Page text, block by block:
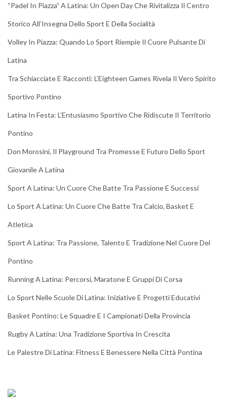
“Padel In Piazza” A Latina: Un Open Day Che Rivitalizza Il Centro
Storico All’Insegna Dello Sport E Della Socialità
Volley In Piazza: Quando Lo Sport Riempie Il Cuore Pulsante Di
Latina
Tra Schiacciate E Racconti: L’Eighteen Games Rivela Il Vero Spirito
Sportivo Pontino
Latina In Festa: L’Entusiasmo Sportivo Che Ridiscute Il Territorio
Pontino
Don Morosini, Il Playground Tra Promesse E Futuro Dello Sport
Giovanile A Latina
Sport A Latina: Un Cuore Che Batte Tra Passione E Successi
Lo Sport A Latina: Un Cuore Che Batte Tra Calcio, Basket E
Atletica
Sport A Latina: Tra Passione, Talento E Tradizione Nel Cuore Del
Pontino
Running A Latina: Percorsi, Maratone E Gruppi Di Corsa
Lo Sport Nelle Scuole Di Latina: Iniziative E Progetti Educativi
Basket Pontino: Le Squadre E I Campionati Della Provincia
Rugby A Latina: Una Tradizione Sportiva In Crescita
Le Palestre Di Latina: Fitness E Benessere Nella Città Pontina